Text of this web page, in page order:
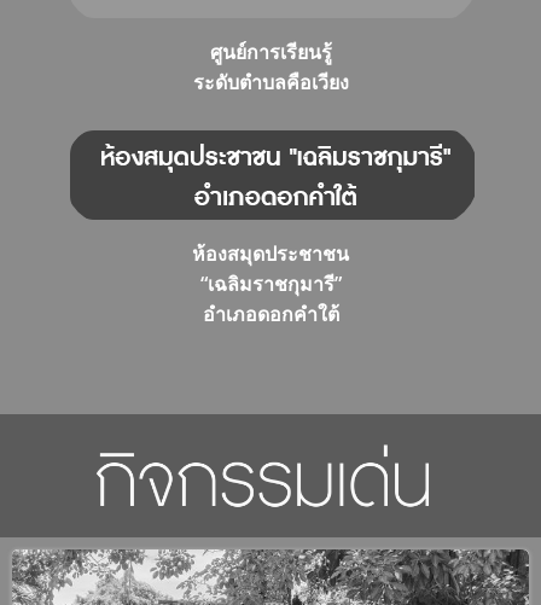
ศูนย์การเรียนรู้
ระดับตำบลคือเวียง
ห้องสมุดประชาชน
“เฉลิมราชกุมารี”
อำเภอดอกคำใต้